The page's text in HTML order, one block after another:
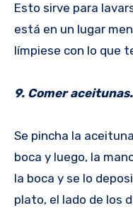
Esto sirve para
está en un lugar
límpiese con lo que
9. Comer aceitunas.
Se pincha la
boca y luego, la
la boca y se lo
plato, el lado de los